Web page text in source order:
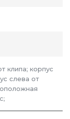
клипа; корпус
слева от